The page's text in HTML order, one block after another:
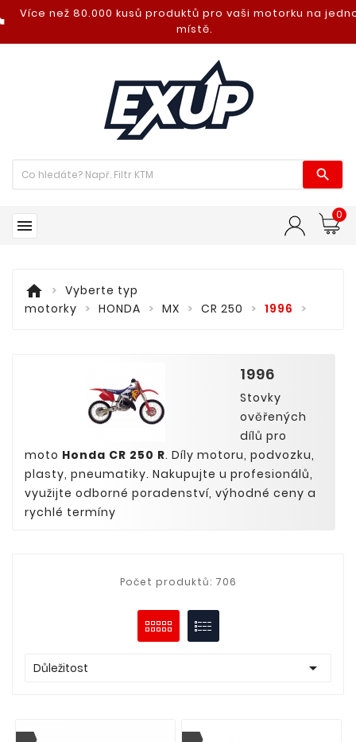
Více než 80.000 kusů produktů pro vaši motorku na
místě.


0
home
Vyberte typ
motorky
HONDA MX CR 250 1996
1996
Stovky
ověřených
dílů pro
moto Honda CR 250 R. Díly motoru, podvozku,
plasty, pneumatiky. Nakupujte u profesionálů,
využijte odborné poradenství, výhodné ceny a
rychlé termíny
Počet produktů: 706
Důležitost 